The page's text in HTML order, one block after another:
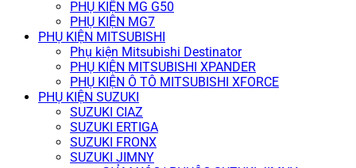
PHỤ KIỆN MG G50
PHỤ KIỆN MG7
PHỤ KIỆN MITSUBISHI
Phụ kiện Mitsubishi Destinator
PHỤ KIỆN MITSUBISHI XPANDER
PHỤ KIỆN Ô TÔ MITSUBISHI XFORCE
PHỤ KIỆN SUZUKI
SUZUKI CIAZ
SUZUKI ERTIGA
SUZUKI FRONX
SUZUKI JIMNY